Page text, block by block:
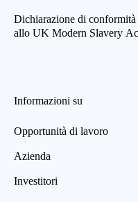
Dichiarazione di conformità
allo UK Modern Slavery
Informazioni su
Opportunità di lavoro
Azienda
Investitori